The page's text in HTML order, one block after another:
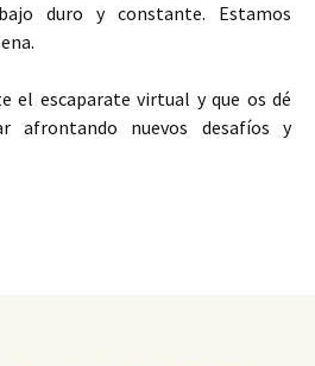
duro y constante. Estamos
el escaparate virtual y que os dé
afrontando nuevos desafíos y